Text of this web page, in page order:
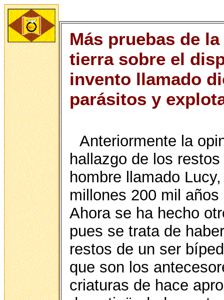
Más pruebas de
tierra sobre el
invento llamado
parásitos y
Anteriormente la
hallazgo de los
hombre llamado
millones 200 mil
Ahora se ha hecho
pues se trata de
restos de un ser
que son los
criaturas de hace